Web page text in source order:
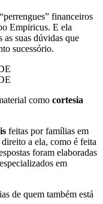
financeiros
Empiricus. E ela
as suas dúvidas que
sucessório.
como cortesia
feitas por famílias em
a ela, como é feita
foram elaboradas
em
de quem também está